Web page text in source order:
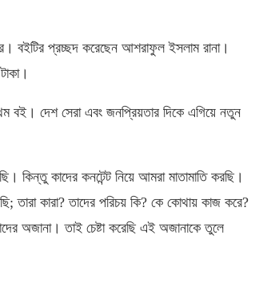
বইটির প্রচ্ছদ করেছেন আশরাফুল ইসলাম রানা।
বই। দেশ সেরা এবং জনপ্রিয়তার দিকে এগিয়ে নতুন
কাদের কনটেন্ট নিয়ে আমরা মাতামাতি করছি।
তারা কারা? তাদের পরিচয় কি? কে কোথায় কাজ করে?
অজানা। তাই চেষ্টা করেছি এই অজানাকে তুলে